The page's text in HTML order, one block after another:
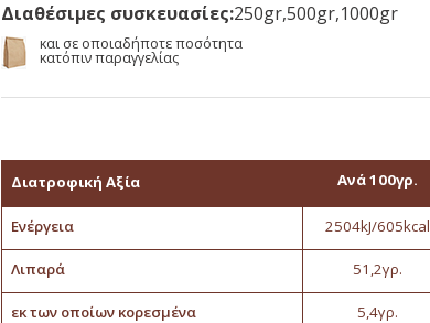
Διαθέσιμες συσκευασίες:250gr,500gr,1000gr
και σε οποιαδήποτε ποσότητα
κατόπιν παραγγελίας
Διατροφική Αξία Ανά 100γρ.
Ενέργεια 2504kJ/605kcal
Λιπαρά 51,2γρ.
εκ των οποίων κορεσμένα 5,4γρ.